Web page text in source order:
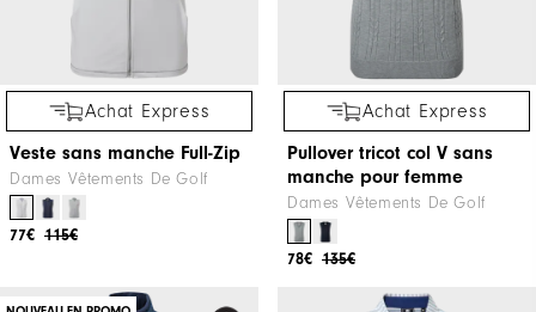
Achat Express
Veste sans manche Full-Zip
Dames Vêtements De Golf
115€
77€
Achat Express
Pullover tricot col V sans
manche pour femme
Dames Vêtements De Golf
135€
78€